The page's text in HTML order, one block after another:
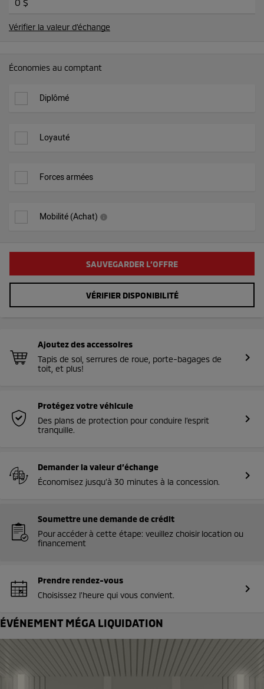
Vérifier la valeur d’échange
Économies au comptant
Diplômé
Loyauté
Forces armées
Mobilité (Achat) info
SAUVEGARDER L’OFFRE
VÉRIFIER DISPONIBILITÉ
Ajoutez des accessoires
Tapis de sol, serrures de roue, porte-bagages de
toit, et plus!
chevron_right
Protégez votre véhicule
Des plans de protection pour conduire l’esprit
tranquille.
chevron_right
Demander la valeur d’échange
Économisez jusqu’à 30 minutes à la concession.
chevron_right
Soumettre une demande de crédit
Pour accéder à cette étape: veuillez choisir location ou
financement
Prendre rendez-vous
Choisissez l’heure qui vous convient.
chevron_right
ÉVÉNEMENT MÉGA LIQUIDATION